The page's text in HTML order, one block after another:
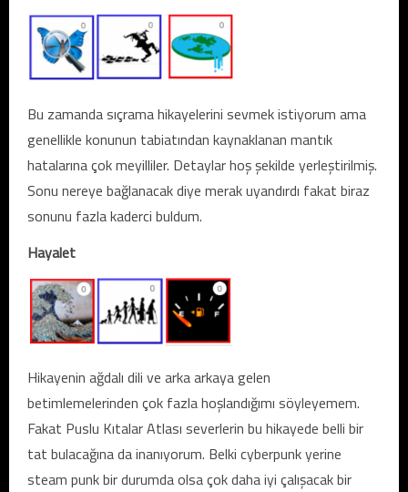
Bu zamanda sıçrama hikayelerini sevmek istiyorum ama
genellikle konunun tabiatından kaynaklanan mantık
hatalarına çok meyilliler. Detaylar hoş şekilde yerleştirilmiş.
Sonu nereye bağlanacak diye merak uyandırdı fakat biraz
sonunu fazla kaderci buldum.
Hayalet
Hikayenin ağdalı dili ve arka arkaya gelen
betimlemelerinden çok fazla hoşlandığımı söyleyemem.
Fakat Puslu Kıtalar Atlası severlerin bu hikayede belli bir
tat bulacağına da inanıyorum. Belki cyberpunk yerine
steam punk bir durumda olsa çok daha iyi çalışacak bir